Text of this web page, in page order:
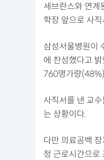
세브란스와 연
학장 앞으로 사
삼성서울병원이
에 찬성했다고
760명가량
사직서를 낸 교
는 상황이다.
다만 의료공백
정 근로시간으로